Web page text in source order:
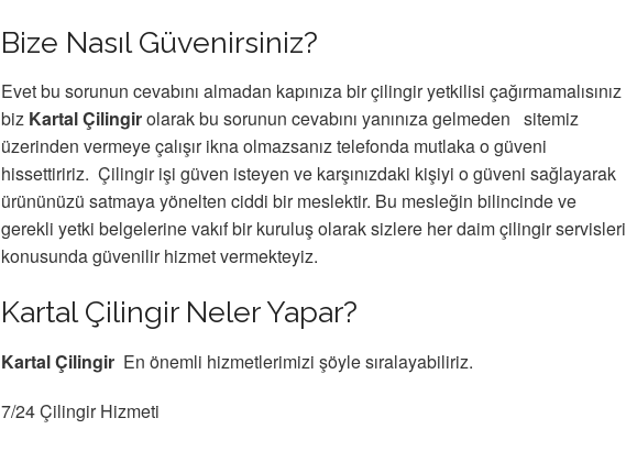
Bize Nasıl Güvenirsiniz?
Evet bu sorunun cevabını almadan kapınıza bir çilingir yetkilisi çağırmamalısınız
biz Kartal Çilingirolarak bu sorunun cevabını yanınıza gelmeden sitemiz
üzerinden vermeye çalışır ikna olmazsanız telefonda mutlaka o güveni
hissettiririz. Çilingir işi güven isteyen ve karşınızdaki kişiyi o güveni sağlayarak
ürününüzü satmaya yönelten ciddi bir meslektir. Bu mesleğin bilincinde ve
gerekli yetki belgelerine vakıf bir kuruluş olarak sizlere her daim çilingir servisleri
konusunda güvenilir hizmet vermekteyiz.
Kartal Çilingir Neler Yapar?
Kartal Çilingir En önemli hizmetlerimizi şöyle sıralayabiliriz.
7/24 Çilingir Hizmeti